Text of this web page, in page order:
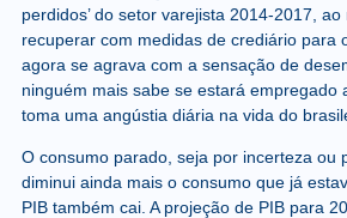
perdidos’ do setor varejista 2014-2017,
recuperar com medidas de crediário para
agora se agrava com a sensação de
ninguém mais sabe se estará empregado
toma uma angústia diária na vida do
O consumo parado, seja por incerteza ou
diminui ainda mais o consumo que já
PIB também cai. A projeção de PIB para